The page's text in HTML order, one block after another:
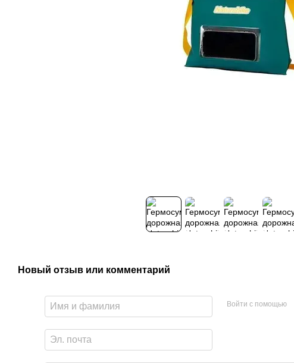
Новый отзыв или комментарий
Войти с помощью